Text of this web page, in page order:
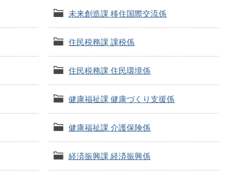
未来創造課 移住国際交流係
住民税務課 課税係
住民税務課 住民環境係
健康福祉課 健康づくり支援係
健康福祉課 介護保険係
経済振興課 経済振興係